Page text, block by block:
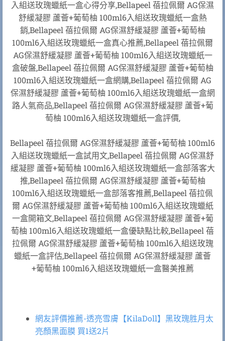
入組送玫瑰蠟紙一盒心得分享,Bellapeel 蓓拉佩爾 AG保濕
舒緩凝膠 蘆薈+葡萄柚 100ml6入組送玫瑰蠟紙一盒熱
銷,Bellapeel 蓓拉佩爾 AG保濕舒緩凝膠 蘆薈+葡萄柚
100ml6入組送玫瑰蠟紙一盒真心推薦,Bellapeel 蓓拉佩爾
AG保濕舒緩凝膠 蘆薈+葡萄柚 100ml6入組送玫瑰蠟紙一
盒破盤,Bellapeel 蓓拉佩爾 AG保濕舒緩凝膠 蘆薈+葡萄柚
100ml6入組送玫瑰蠟紙一盒網購,Bellapeel 蓓拉佩爾 AG
保濕舒緩凝膠 蘆薈+葡萄柚 100ml6入組送玫瑰蠟紙一盒網
路人氣商品,Bellapeel 蓓拉佩爾 AG保濕舒緩凝膠 蘆薈+葡
萄柚 100ml6入組送玫瑰蠟紙一盒評價,
Bellapeel 蓓拉佩爾 AG保濕舒緩凝膠 蘆薈+葡萄柚 100ml6
入組送玫瑰蠟紙一盒試用文,Bellapeel 蓓拉佩爾 AG保濕舒
緩凝膠 蘆薈+葡萄柚 100ml6入組送玫瑰蠟紙一盒部落客大
推,Bellapeel 蓓拉佩爾 AG保濕舒緩凝膠 蘆薈+葡萄柚
100ml6入組送玫瑰蠟紙一盒部落客推薦,Bellapeel 蓓拉佩
爾 AG保濕舒緩凝膠 蘆薈+葡萄柚 100ml6入組送玫瑰蠟紙
一盒開箱文,Bellapeel 蓓拉佩爾 AG保濕舒緩凝膠 蘆薈+葡
萄柚 100ml6入組送玫瑰蠟紙一盒優缺點比較,Bellapeel 蓓
拉佩爾 AG保濕舒緩凝膠 蘆薈+葡萄柚 100ml6入組送玫瑰
蠟紙一盒評估,Bellapeel 蓓拉佩爾 AG保濕舒緩凝膠 蘆薈
+葡萄柚 100ml6入組送玫瑰蠟紙一盒醫美推薦
網友評價推薦-透亮雪膚【KilaDoll】黑玫瑰胜月太
亮顏黑面膜 買1送2片